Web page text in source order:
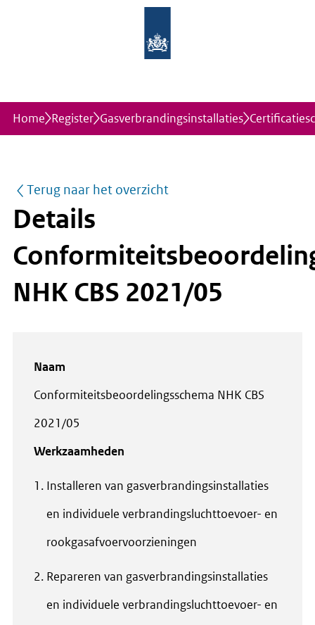
Home Register Gasverbrandingsinstallaties
Terug naar het overzicht
Details
NHK CBS 2021/05
Naam
Conformiteitsbeoordelingsschema NHK CBS
2021/05
Werkzaamheden
Installeren van gasverbrandingsinstallaties
en individuele verbrandingsluchttoevoer- en
rookgasafvoervoorzieningen
Repareren van gasverbrandingsinstallaties
en individuele verbrandingsluchttoevoer- en